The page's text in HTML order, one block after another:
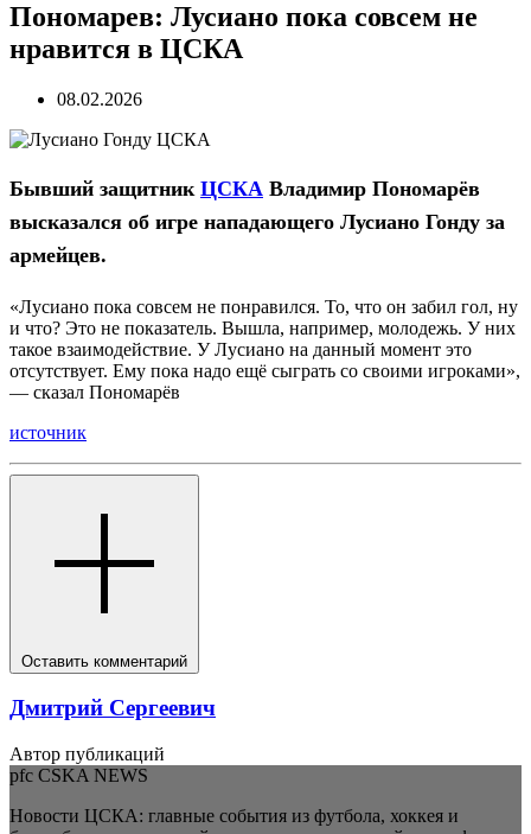
Пономарев: Лусиано пока совсем не
нравится в ЦСКА
08.02.2026
Бывший защитник ЦСКА Владимир Пономарёв
высказался об игре нападающего Лусиано Гонду за
армейцев.
«Лусиано пока совсем не понравился. То, что он забил гол, ну
и что? Это не показатель. Вышла, например, молодежь. У них
такое взаимодействие. У Лусиано на данный момент это
отсутствует. Ему пока надо ещё сыграть со своими игроками»,
— сказал Пономарёв
источник
Оставить комментарий
Дмитрий Сергеевич
Автор публикаций
pfc CSKA NEWS
Новости ЦСКА: главные события из футбола, хоккея и